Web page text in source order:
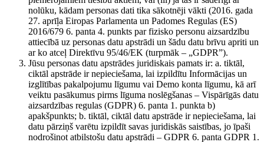
nolūku, kādam personas dati tika sākotnēji vākti (2016. gada
27. aprīļa Eiropas Parlamenta un Padomes Regulas (ES)
2016/679 6. panta 4. punkts par fizisko personu aizsardzību
attiecībā uz personas datu apstrādi un šādu datu brīvu apriti un
ar ko atceļ Direktīvu 95/46/EK (turpmāk – „GDPR”).
Jūsu personas datu apstrādes juridiskais pamats ir: a. tiktāl,
ciktāl apstrāde ir nepieciešama, lai izpildītu Informācijas un
izglītības pakalpojumu līgumu vai Demo konta līgumu, kā arī
veiktu pasākumus pirms līguma noslēgšanas – Vispārīgās datu
aizsardzības regulas (GDPR) 6. panta 1. punkta b)
apakšpunkts; b. tiktāl, ciktāl datu apstrāde ir nepieciešama, lai
datu pārziņš varētu izpildīt savas juridiskās saistības, jo īpaši
nodrošinot atbilstošu datu apstrādi – GDPR 6. panta GDPR 1.